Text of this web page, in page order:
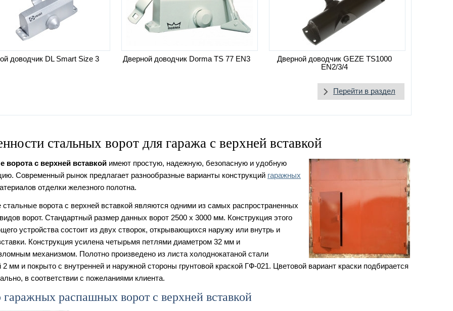
доводчик DL Smart Size 3 Дверной доводчик Dorma TS 77 EN3
Дверной доводчик GEZE TS1000
EN2/3/4
Перейти в раздел
стальных ворот для гаража с верхней вставкой
ворота с верхней вставкой имеют простую, надежную, безопасную и удобную
Современный рынок предлагает разнообразные варианты конструкций гаражных
отделки железного полотна.
ворота с верхней вставкой являются одними из самых распространенных
ворот. Стандартный размер данных ворот 2500 х 3000 мм. Конструкция этого
устройства состоит из двух створок, открывающихся наружу или внутрь и
Конструкция усилена четырьмя петлями диаметром 32 мм и
механизмом. Полотно произведено из листа холоднокатаной стали
мм и покрыто с внутренней и наружной стороны грунтовой краской ГФ-021. Цветовой вариант краски подбирается
в соответствии с пожеланиями клиента.
распашных ворот с верхней вставкой